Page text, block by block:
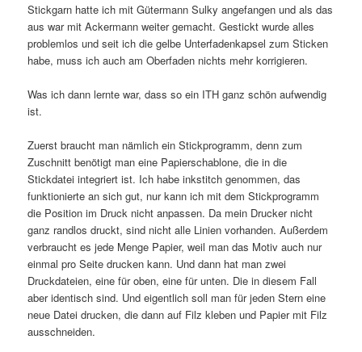
Stickgarn hatte ich mit Gütermann Sulky angefangen und als das
aus war mit Ackermann weiter gemacht. Gestickt wurde alles
problemlos und seit ich die gelbe Unterfadenkapsel zum Sticken
habe, muss ich auch am Oberfaden nichts mehr korrigieren.
Was ich dann lernte war, dass so ein ITH ganz schön aufwendig
ist.
Zuerst braucht man nämlich ein Stickprogramm, denn zum
Zuschnitt benötigt man eine Papierschablone, die in die
Stickdatei integriert ist. Ich habe inkstitch genommen, das
funktionierte an sich gut, nur kann ich mit dem Stickprogramm
die Position im Druck nicht anpassen. Da mein Drucker nicht
ganz randlos druckt, sind nicht alle Linien vorhanden. Außerdem
verbraucht es jede Menge Papier, weil man das Motiv auch nur
einmal pro Seite drucken kann. Und dann hat man zwei
Druckdateien, eine für oben, eine für unten. Die in diesem Fall
aber identisch sind. Und eigentlich soll man für jeden Stern eine
neue Datei drucken, die dann auf Filz kleben und Papier mit Filz
ausschneiden.